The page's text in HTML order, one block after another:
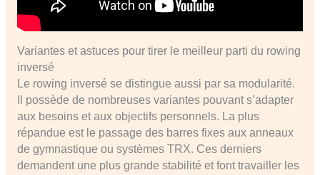
Variantes et astuces pour tirer le meilleur parti du rowing
inversé
Le rowing inversé se distingue aussi par sa modularité.
Il possède de nombreuses variantes pouvant s’adapter
aux besoins et aux objectifs personnels. La plus
répandue est le passage des barres fixes aux anneaux
de gymnastique ou systèmes TRX. Ces derniers
demandent une plus grande stabilité et font travailler les